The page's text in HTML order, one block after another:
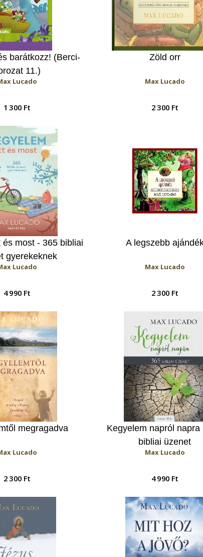
barátkozz! (Berci-
11.)
Lucado
1 300 Ft
Zöld orr
Max Lucado
2 300 Ft
és most - 365 bibliai
gyerekeknek
Lucado
4 990 Ft
A legszebb
Max Lucado
2 300 Ft
megragadva
Lucado
2 300 Ft
Kegyelem napról napra
bibliai üzenet
Max Lucado
4 990 Ft